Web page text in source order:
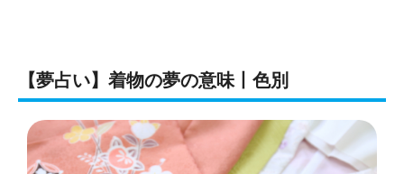
【夢占い】着物の夢の意味丨色別